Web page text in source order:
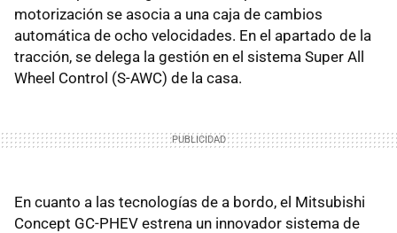
motorización se asocia a una caja de cambios
automática de ocho velocidades. En el apartado de la
tracción, se delega la gestión en el sistema Super All
Wheel Control (S-AWC) de la casa.
En cuanto a las tecnologías de a bordo, el Mitsubishi
Concept GC-PHEV estrena un innovador sistema de